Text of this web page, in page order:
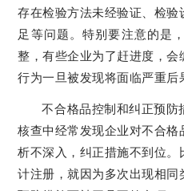
存在检验方法未经验证、检
足等问题。特别要注意的是
整，有些企业为了赶进度，
行为一旦被发现将面临严重后
不合格品控制和纠正预防
核查中经常发现企业对不合
析不深入，纠正措施不到位
计注册，就因为多次出现相